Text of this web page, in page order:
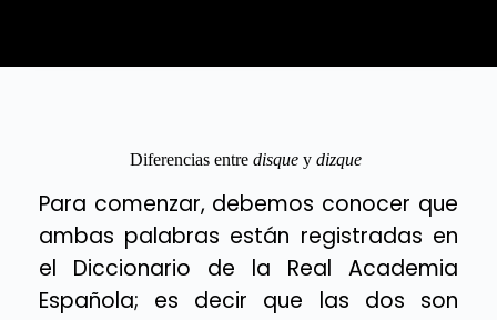
Diferencias entredisque ydizque
Para comenzar, debemos conocer que
ambas palabras están registradas en
el Diccionario de la Real Academia
Española; es decir que las dos son